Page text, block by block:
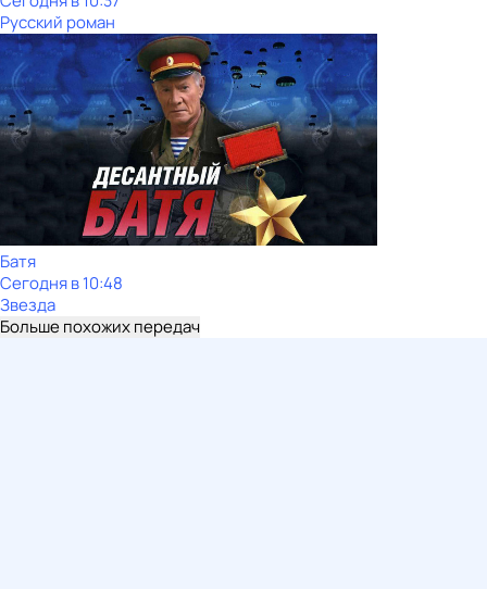
Русский роман
Батя
Сегодня в 10:48
Звезда
Больше похожих передач